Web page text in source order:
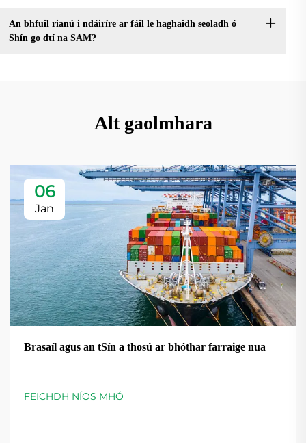
An bhfuil rianú i ndáiríre ar fáil le haghaidh seoladh ó
Shín go dtí na SAM?
Alt gaolmhara
06
Jan
Brasaíl agus an tSín a thosú ar bhóthar farraige nua
FEICHDH NÍOS MHÓ